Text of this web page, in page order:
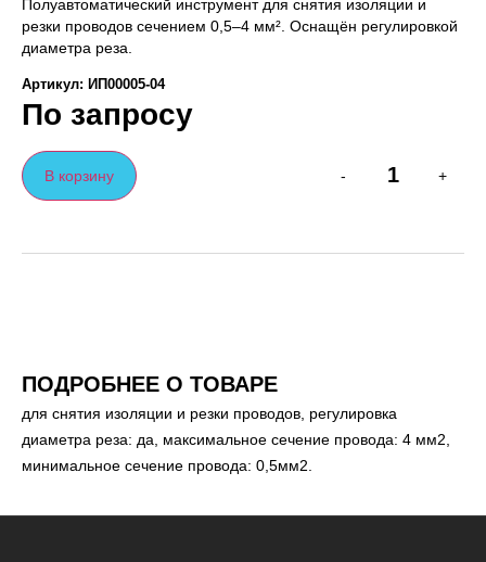
Полуавтоматический инструмент для снятия изоляции и
резки проводов сечением 0,5–4 мм². Оснащён регулировкой
диаметра реза.
Артикул: ИП00005-04
По запросу
- +
В корзину
ПОДРОБНЕЕ О ТОВАРЕ
для снятия изоляции и резки проводов, регулировка
диаметра реза: да, максимальное сечение провода: 4 мм2,
минимальное сечение провода: 0,5мм2.